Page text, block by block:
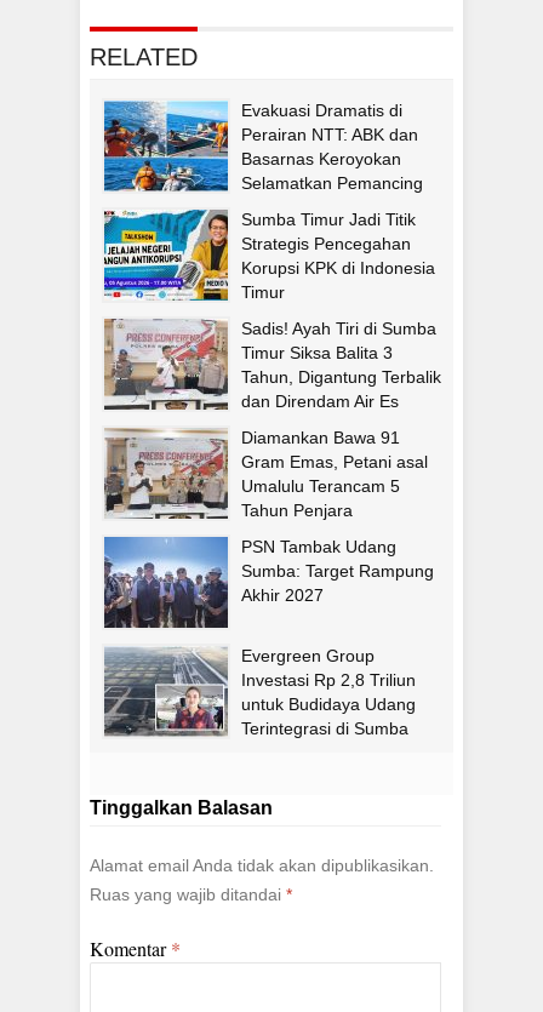
RELATED
Evakuasi Dramatis di
Perairan NTT: ABK dan
Basarnas Keroyokan
Selamatkan Pemancing
Sumba Timur Jadi Titik
Strategis Pencegahan
Korupsi KPK di Indonesia
Timur
Sadis! Ayah Tiri di Sumba
Timur Siksa Balita 3
Tahun, Digantung Terbalik
dan Direndam Air Es
Diamankan Bawa 91
Gram Emas, Petani asal
Umalulu Terancam 5
Tahun Penjara
PSN Tambak Udang
Sumba: Target Rampung
Akhir 2027
Evergreen Group
Investasi Rp 2,8 Triliun
untuk Budidaya Udang
Terintegrasi di Sumba
Tinggalkan Balasan
Alamat email Anda tidak akan dipublikasikan.
Ruas yang wajib ditandai *
Komentar*